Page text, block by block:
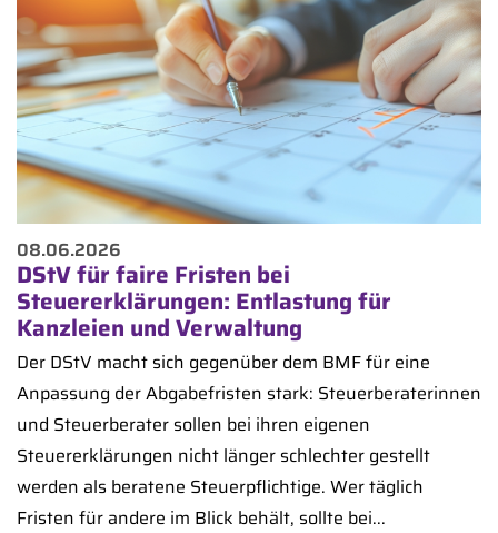
08.06.2026
DStV für faire Fristen bei
Steuererklärungen: Entlastung für
Kanzleien und Verwaltung
Der DStV macht sich gegenüber dem BMF für eine
Anpassung der Abgabefristen stark: Steuerberaterinnen
und Steuerberater sollen bei ihren eigenen
Steuererklärungen nicht länger schlechter gestellt
werden als beratene Steuerpflichtige. Wer täglich
Fristen für andere im Blick behält, sollte bei...